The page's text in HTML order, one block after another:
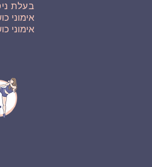
בעלת
אימוני
אימוני